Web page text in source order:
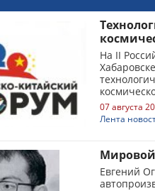
На II
07 августа
Лента
Евгений